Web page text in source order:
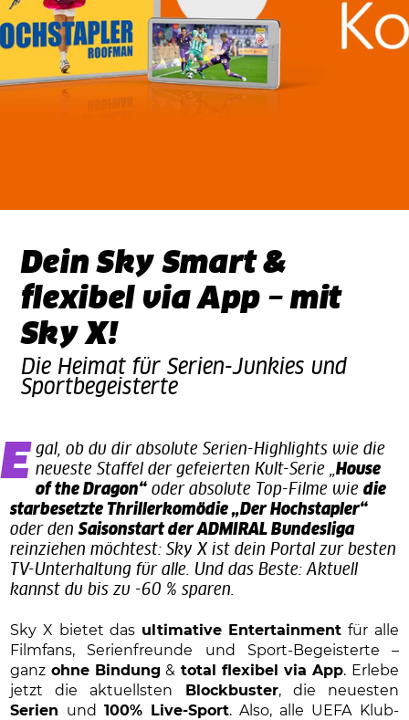
Dein Sky Smart &
flexibel via App – mit
Sky X!
Die Heimat für Serien-Junkies und
Sportbegeisterte
Egal, ob du dir absolute Serien-Highlights wie die neueste Staffel der gefeierten Kult-Serie „House
of the Dragon“ oder absolute Top-Filme wie die
starbesetzte Thrillerkomödie „Der Hochstapler“
oder denSaisonstart der ADMIRAL Bundesliga
reinziehen möchtest: Sky X ist dein Portal zur besten
TV-Unterhaltung für alle. Und das Beste: Aktuell
kannst du bis zu -60 % sparen.
Sky X bietet das ultimative Entertainment für alle
Filmfans, Serienfreunde und Sport-Begeisterte –
ganz ohne Bindung & total flexibel via App. Erlebe
jetzt die aktuellsten
Blockbuster, die neuesten
Serien und 100% Live-Sport. Also, alle UEFA Klub-